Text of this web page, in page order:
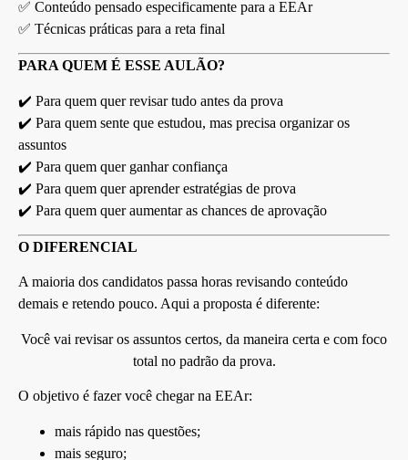
✅ Conteúdo pensado especificamente para a EEAr
✅ Técnicas práticas para a reta final
PARA QUEM É ESSE AULÃO?
✔️ Para quem quer revisar tudo antes da prova
✔️ Para quem sente que estudou, mas precisa organizar os
assuntos
✔️ Para quem quer ganhar confiança
✔️ Para quem quer aprender estratégias de prova
✔️ Para quem quer aumentar as chances de aprovação
O DIFERENCIAL
A maioria dos candidatos passa horas revisando conteúdo
demais e retendo pouco. Aqui a proposta é diferente:
Você vai revisar os assuntos certos, da maneira certa e com foco
total no padrão da prova.
O objetivo é fazer você chegar na EEAr:
mais rápido nas questões;
mais seguro;